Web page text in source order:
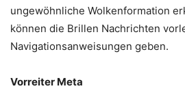
ungewöhnliche Wolkenformation
können die Brillen Nachrichten
Navigationsanweisungen geben.
Vorreiter Meta